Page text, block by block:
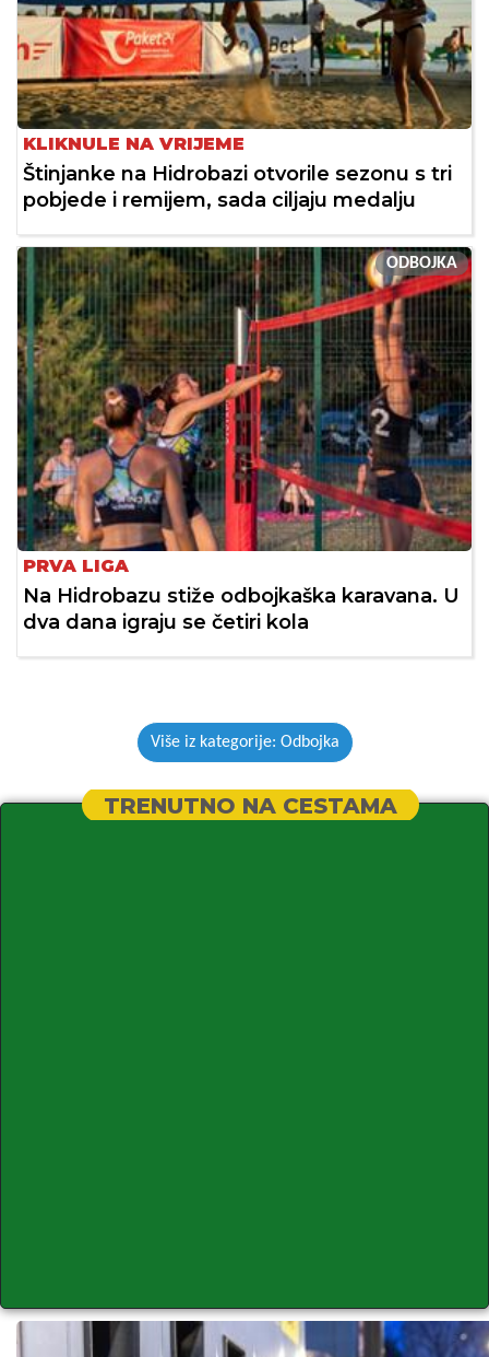
KLIKNULE NA VRIJEME
Štinjanke na Hidrobazi otvorile sezonu s tri
pobjede i remijem, sada ciljaju medalju
ODBOJKA
PRVA LIGA
Na Hidrobazu stiže odbojkaška karavana. U
dva dana igraju se četiri kola
Više iz kategorije: Odbojka
TRENUTNO NA CESTAMA